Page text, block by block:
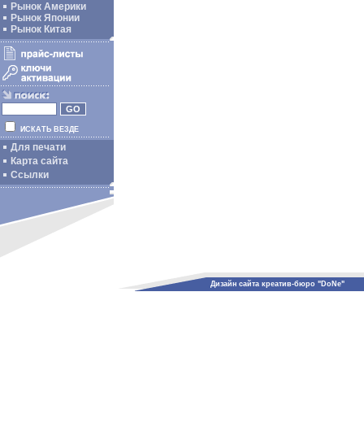
Рынок Америки
Рынок Японии
Рынок Китая
ИСКАТЬ ВЕЗДЕ
Для печати
Карта сайта
Ссылки
Дизайн сайта креатив-бюро "DoNe"